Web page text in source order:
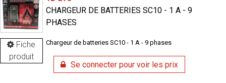
Fiche
produit
CHARGEUR DE BATTERIES SC10 - 1 A - 9
PHASES
Chargeur de batteries SC10 - 1 A - 9 phases
Se connecter pour voir les prix